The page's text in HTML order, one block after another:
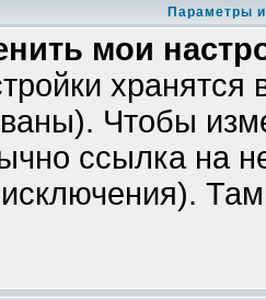
Параметры
мои
Чтобы
ссылка на